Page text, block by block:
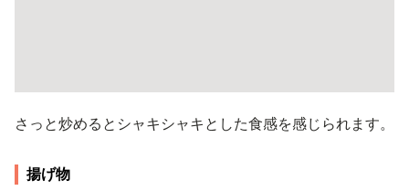
さっと炒めるとシャキシャキとした食感を感じられます。
揚げ物